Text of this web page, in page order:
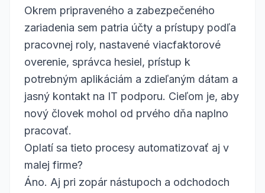
Okrem pripraveného a zabezpečeného
zariadenia sem patria účty a prístupy podľa
pracovnej roly, nastavené viacfaktorové
overenie, správca hesiel, prístup k
potrebným aplikáciám a zdieľaným dátam a
jasný kontakt na IT podporu. Cieľom je, aby
nový človek mohol od prvého dňa naplno
pracovať.
Oplatí sa tieto procesy automatizovať aj v
malej firme?
Áno. Aj pri zopár nástupoch a odchodoch